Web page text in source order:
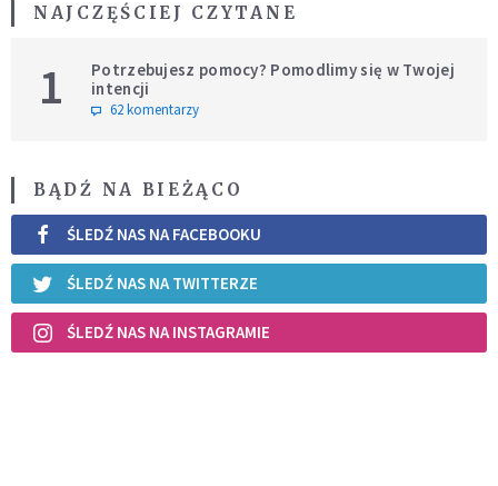
NAJCZĘŚCIEJ CZYTANE
1
Potrzebujesz pomocy? Pomodlimy się w Twojej
intencji
62 komentarzy
BĄDŹ NA BIEŻĄCO
ŚLEDŹ NAS NA FACEBOOKU
ŚLEDŹ NAS NA TWITTERZE
ŚLEDŹ NAS NA INSTAGRAMIE